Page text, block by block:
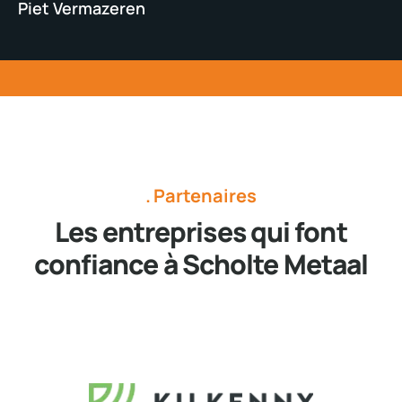
Piet Vermazeren
Partenaires
Les entreprises qui font
confiance à Scholte Metaal